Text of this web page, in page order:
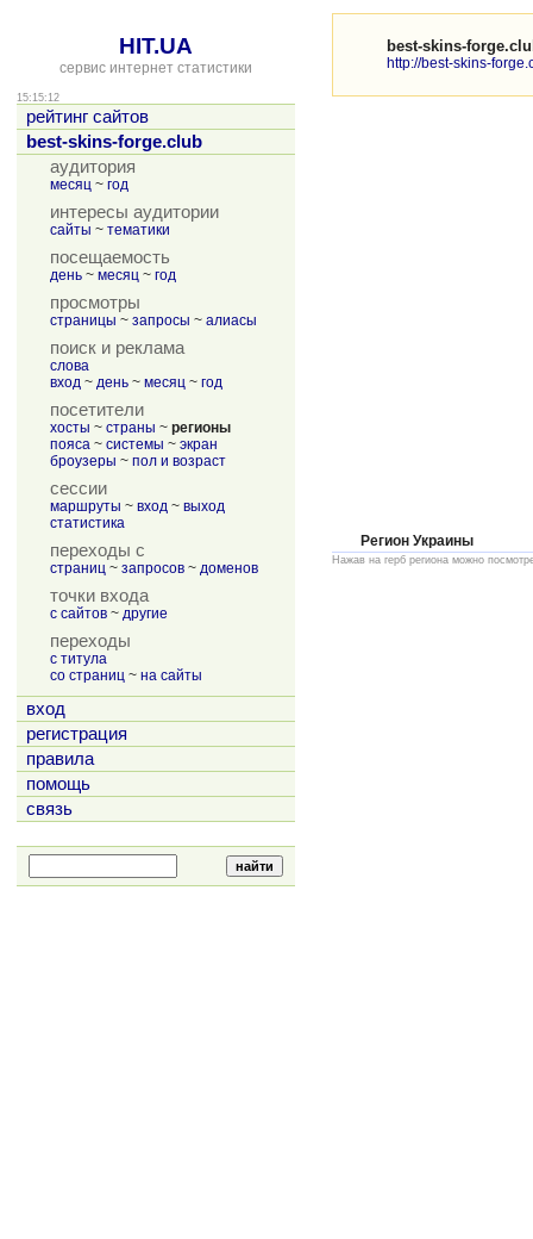
HIT.UA
сервис интернет статистики
15:15:12
рейтинг сайтов
best-skins-forge.club
аудитория
месяц ~ год
интересы аудитории
сайты ~ тематики
посещаемость
день ~ месяц ~ год
просмотры
страницы ~ запросы ~ алиасы
поиск и реклама
слова
вход ~ день ~ месяц ~ год
посетители
хосты ~ страны ~ регионы
пояса ~ системы ~ экран
броузеры ~ пол и возраст
сессии
маршруты ~ вход ~ выход
статистика
переходы с
страниц ~ запросов ~ доменов
точки входа
с сайтов ~ другие
переходы
с титула
со страниц ~ на сайты
вход
регистрация
правила
помощь
связь
best-skins-
http://best-skins-
Регион Украины
Нажав на герб региона можно